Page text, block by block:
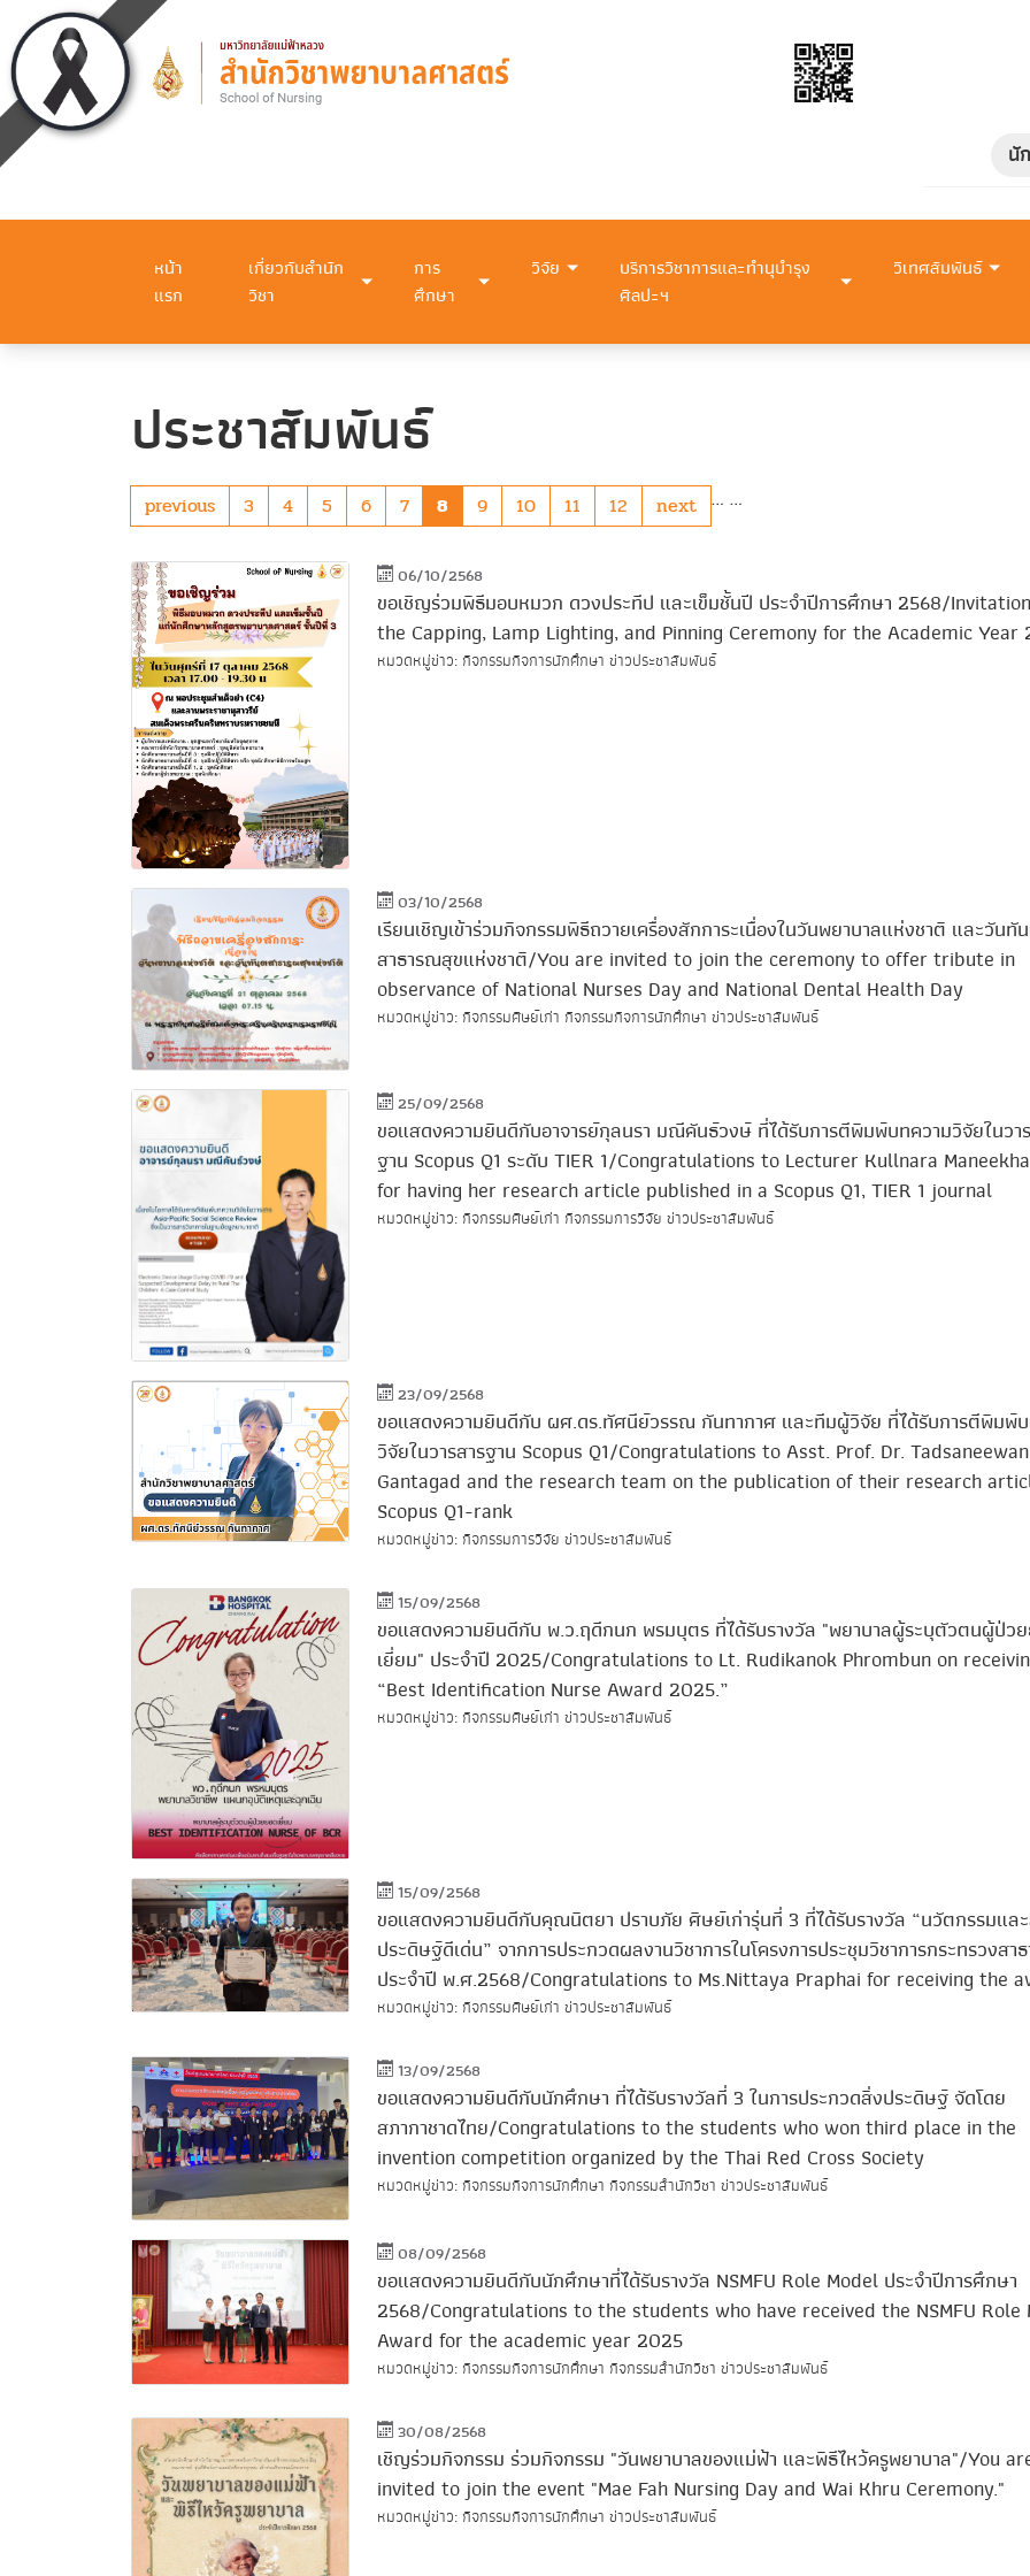
นั
หน้า
แรก
เกี่ยวกับสำนัก
วิชา
การ
ศึกษา
วิจัย
บริการวิชาการและทำนุบำรุง
ศิลปะฯ
วิเทศสัมพันธ์
ประชาสัมพันธ์
previous …
3 4 5 6 7 8 9 10 11 12 …
next
06/10/2568
ขอเชิญร่วมพิธีมอบหมวก ดวงประทีป และเข็มชั้นปี ประจำปีการศึกษา 2568/
the Capping, Lamp Lighting, and Pinning Ceremony for the Academic Year
หมวดหมู่ข่าว: กิจกรรมกิจการนักศึกษา ข่าวประชาสัมพันธ์
03/10/2568
เรียนเชิญเข้าร่วมกิจกรรมพิธีถวายเครื่องสักการะเนื่องในวันพยาบาลแห่งชาติ และวันทั
สาธารณสุขแห่งชาติ/You are invited to join the ceremony to offer tribute in
observance of National Nurses Day and National Dental Health Day
หมวดหมู่ข่าว: กิจกรรมศิษย์เก่า กิจกรรมกิจการนักศึกษา ข่าวประชาสัมพันธ์
25/09/2568
ขอแสดงความยินดีกับอาจารย์กุลนรา มณีคันธ์วงษ์ ที่ได้รับการตีพิมพ์บทความวิจัยในวา
ฐาน Scopus Q1 ระดับ TIER 1/Congratulations to Lecturer Kullnara
for having her research article published in a Scopus Q1, TIER 1 journal
หมวดหมู่ข่าว: กิจกรรมศิษย์เก่า กิจกรรมการวิจัย ข่าวประชาสัมพันธ์
23/09/2568
ขอแสดงความยินดีกับ ผศ.ดร.ทัศนีย์วรรณ กันทากาศ และทีมผู้วิจัย ที่ได้รับการตีพิมพ์
วิจัยในวารสารฐาน Scopus Q1/Congratulations to Asst. Prof. Dr. Tadsaneewan
Gantagad and the research team on the publication of their research
Scopus Q1-rank
หมวดหมู่ข่าว: กิจกรรมการวิจัย ข่าวประชาสัมพันธ์
15/09/2568
ขอแสดงความยินดีกับ พ.ว.ฤดีกนก พรมบุตร ที่ได้รับรางวัล "พยาบาลผู้ระบุตัวตนผู้ป่ว
เยี่ยม" ประจำปี 2025/Congratulations to Lt. Rudikanok Phrombun on
“Best Identification Nurse Award 2025.”
หมวดหมู่ข่าว: กิจกรรมศิษย์เก่า ข่าวประชาสัมพันธ์
15/09/2568
ขอแสดงความยินดีกับคุณนิตยา ปราบภัย ศิษย์เก่ารุ่นที่ 3 ที่ได้รับรางวัล “นวัตกรรมแล
ประดิษฐ์ดีเด่น” จากการประกวดผลงานวิชาการในโครงการประชุมวิชาการกระทรวงสา
ประจำปี พ.ศ.2568/Congratulations to Ms.Nittaya Praphai for receiving the
หมวดหมู่ข่าว: กิจกรรมศิษย์เก่า ข่าวประชาสัมพันธ์
13/09/2568
ขอแสดงความยินดีกับนักศึกษา ที่ได้รับรางวัลที่ 3 ในการประกวดสิ่งประดิษฐ์ จัดโดย
สภากาชาดไทย/Congratulations to the students who won third place in the
invention competition organized by the Thai Red Cross Society
หมวดหมู่ข่าว: กิจกรรมกิจการนักศึกษา กิจกรรมสำนักวิชา ข่าวประชาสัมพันธ์
08/09/2568
ขอแสดงความยินดีกับนักศึกษาที่ได้รับรางวัล NSMFU Role Model ประจําปีการศึกษา
2568/Congratulations to the students who have received the NSMFU Role
Award for the academic year 2025
หมวดหมู่ข่าว: กิจกรรมกิจการนักศึกษา กิจกรรมสำนักวิชา ข่าวประชาสัมพันธ์
30/08/2568
เชิญร่วมกิจกรรม ร่วมกิจกรรม "วันพยาบาลของแม่ฟ้า และพิธีไหว้ครูพยาบาล"/You
invited to join the event "Mae Fah Nursing Day and Wai Khru Ceremony."
หมวดหมู่ข่าว: กิจกรรมกิจการนักศึกษา ข่าวประชาสัมพันธ์